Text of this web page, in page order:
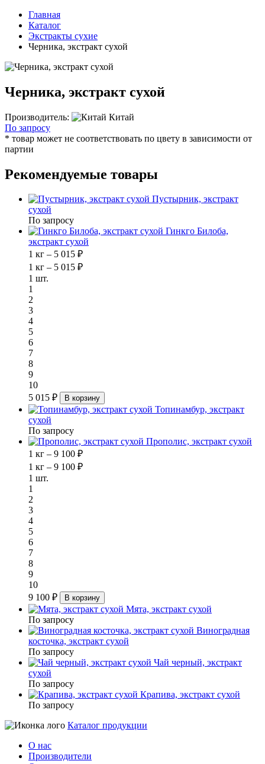
Главная
Каталог
Экстракты сухие
Черника, экстракт сухой
Черника, экстракт сухой
Производитель:
Китай
По запросу
* товар может не соответствовать по цвету в зависимости от
партии
Рекомендуемые товары
Пустырник, экстракт
сухой
По запросу
Гинкго Билоба,
экстракт сухой
1 кг – 5 015 ₽
1 кг – 5 015 ₽
1 шт.
1
2
3
4
5
6
7
8
9
10
5 015 ₽
В корзину
Топинамбур, экстракт
сухой
По запросу
Прополис, экстракт сухой
1 кг – 9 100 ₽
1 кг – 9 100 ₽
1 шт.
1
2
3
4
5
6
7
8
9
10
9 100 ₽
В корзину
Мята, экстракт сухой
По запросу
Виноградная
косточка, экстракт сухой
По запросу
Чай черный, экстракт
сухой
По запросу
Крапива, экстракт сухой
По запросу
Каталог продукции
О нас
Производители